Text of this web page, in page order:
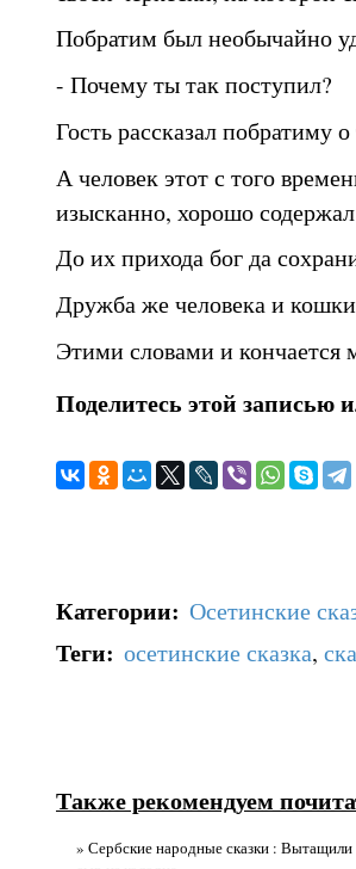
Побратим был необычайно
- Почему ты так поступил?
Гость рассказал побратиму
А человек этот с того
изысканно, хорошо
До их прихода бог да
Дружба же человека и кошки
Этими словами и кончается
Поделитесь этой записью
Категории: Осетинские
Теги: осетинские сказка,
Также рекомендуем
» Сербские народные сказки : Вытащили